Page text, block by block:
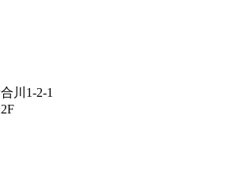
川1-2-1